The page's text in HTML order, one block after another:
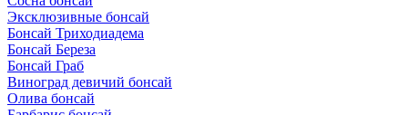
Эксклюзивные бонсай
Бонсай Триходиадема
Бонсай Береза
Бонсай Граб
Виноград девичий бонсай
Олива бонсай